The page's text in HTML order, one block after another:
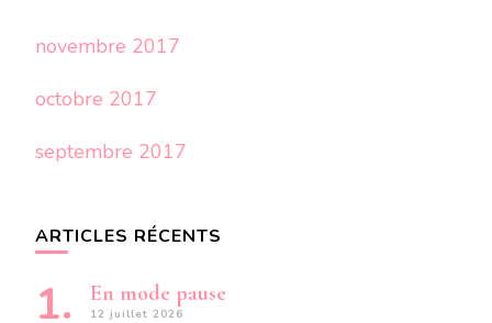
novembre 2017
octobre 2017
septembre 2017
ARTICLES RÉCENTS
En mode pause
12 juillet 2026